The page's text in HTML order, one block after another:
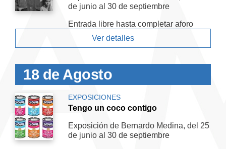
de junio al 30 de septiembre
Entrada libre hasta completar aforo
Ver detalles
18 de Agosto
EXPOSICIONES
Tengo un coco contigo
Exposición de Bernardo Medina, del 25
de junio al 30 de septiembre